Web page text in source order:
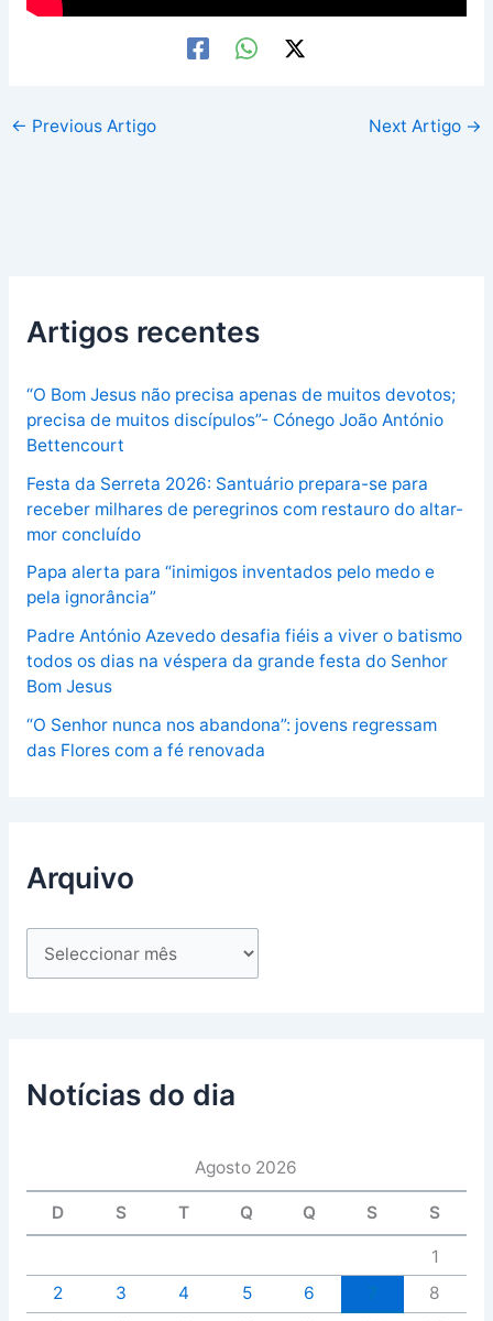
← Previous Artigo Next Artigo →
Artigos recentes
“O Bom Jesus não precisa apenas de muitos devotos;
precisa de muitos discípulos”- Cónego João António
Bettencourt
Festa da Serreta 2026: Santuário prepara-se para
receber milhares de peregrinos com restauro do altar-
mor concluído
Papa alerta para “inimigos inventados pelo medo e
pela ignorância”
Padre António Azevedo desafia fiéis a viver o batismo
todos os dias na véspera da grande festa do Senhor
Bom Jesus
“O Senhor nunca nos abandona”: jovens regressam
das Flores com a fé renovada
Arquivo
Notícias do dia
Agosto 2026
D S T Q Q S S
1
2
3 4 5 6
8